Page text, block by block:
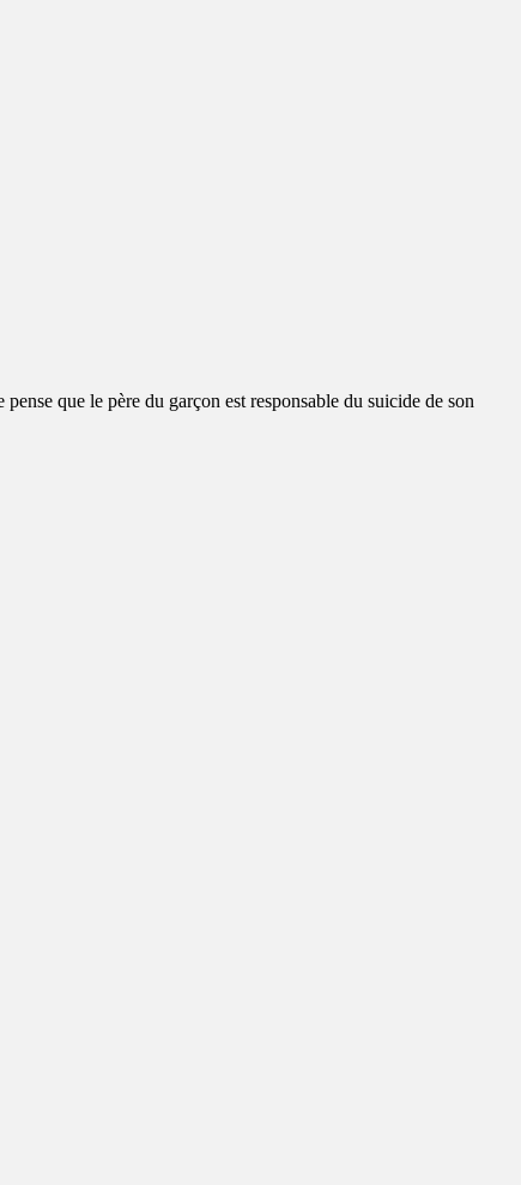
que le père du garçon est responsable du suicide de son